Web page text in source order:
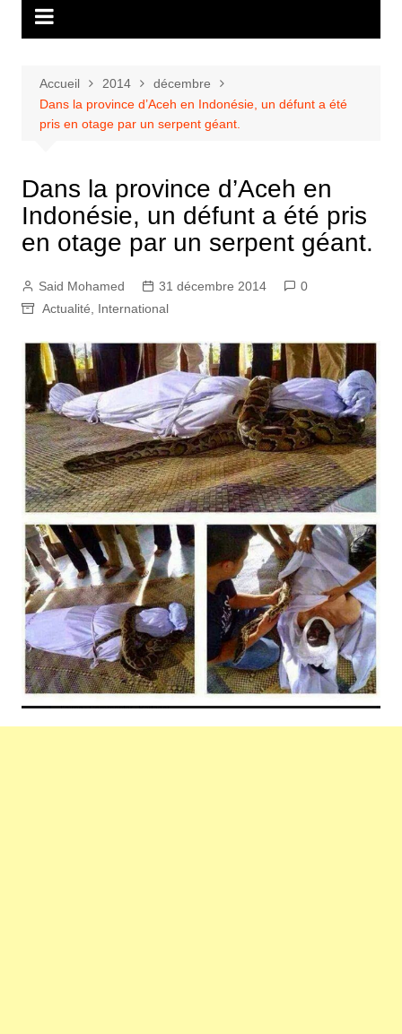
Accueil 2014
décembre
Dans la province d’Aceh en Indonésie, un défunt a été
pris en otage par un serpent géant.
Dans la province d’Aceh en
Indonésie, un défunt a été pris
en otage par un serpent géant.
Said Mohamed 31 décembre 2014
0
Actualité
International